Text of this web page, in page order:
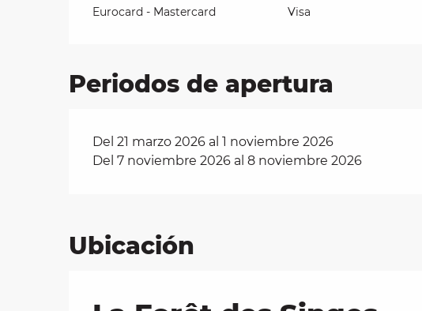
Eurocard - Mastercard Visa
Periodos de apertura
Del 21 marzo 2026 al 1 noviembre 2026
Del 7 noviembre 2026 al 8 noviembre 2026
Ubicación